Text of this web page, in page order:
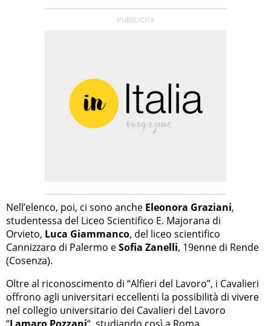
Nell’elenco, poi, ci sono anche Eleonora Graziani,
studentessa del Liceo Scientifico E. Majorana di
Orvieto, Luca Giammanco, del liceo scientifico
Cannizzaro di Palermo eSofia Zanelli, 19enne di Rende
(Cosenza).
Oltre al riconoscimento di “Alfieri del Lavoro”, i Cavalieri
offrono agli universitari eccellenti la possibilità di vivere
nel collegio universitario dei Cavalieri del Lavoro